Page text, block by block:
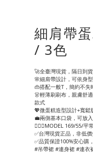
細肩帶
/ 3色
🚀全臺灣現貨，隔日到
🌸細肩帶設計，可依身
👜搭配一般T，簡約不失
👗輕薄刷刷布，親膚舒
款式
💖微蛋糕造型設計+寬鬆
💼兩側基本口袋，可放
🙋🏻‍♀️MODEL 169/55/平
✅台灣現貨正品，非低
✅品質保證100%安心購
#吊帶裙 #連身裙 #連衣